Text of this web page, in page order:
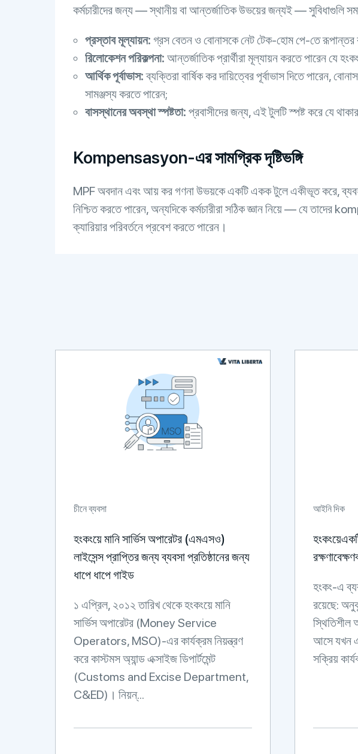
কর্মচারীদের জন্য — স্থানীয় বা আন্তর্জাতিক উভয়ের জন্যই — সুবিধাগুলি
প্রস্তাব মূল্যায়ন: গ্রস বেতন ও বোনাসকে নেট টেক-হোম পে-তে রূপান্তর
রিলোকেশন পরিকল্পনা: আন্তর্জাতিক প্রার্থীরা মূল্যায়ন করতে পারেন যে
আর্থিক পূর্বাভাস:ব্যক্তিরা বার্ষিক কর দায়িত্বের পূর্বাভাস দিতে পারেন,
সামঞ্জস্য করতে পারেন;
বাসস্থানের অবস্থা স্পষ্টতা: প্রবাসীদের জন্য, এই টুলটি স্পষ্ট করে যে
Kompensasyon-এর সামগ্রিক দৃষ্টিভঙ্গি
MPF অবদান এবং আয় কর গণনা উভয়কে একটি একক টুলে একীভূত করে,
নিশ্চিত করতে পারেন, অন্যদিকে কর্মচারীরা সঠিক জ্ঞান নিয়ে — যে
ক্যারিয়ার পরিবর্তনে প্রবেশ করতে পারেন।
চীনে ব্যবসা
হংকংয়ে মানি সার্ভিস অপারেটর (এমএসও)
লাইসেন্স প্রাপ্তির জন্য ব্যবসা প্রতিষ্ঠানের জন্য
ধাপে ধাপে গাইড
১ এপ্রিল, ২০১২ তারিখ থেকে হংকংয়ে মানি
সার্ভিস অপারেটর (Money Service
Operators, MSO)-এর কার্যক্রম নিয়ন্ত্রণ
করে কাস্টমস অ্যান্ড এক্সাইজ ডিপার্টমেন্ট
(Customs and Excise Department,
C&ED)। নিয়ন্...
আইনি দিক
হংকং-এ
রয়েছে:
স্থিতিশীল
আসে যখন
সক্রিয়